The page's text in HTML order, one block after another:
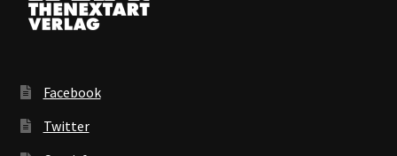
Facebook
Twitter